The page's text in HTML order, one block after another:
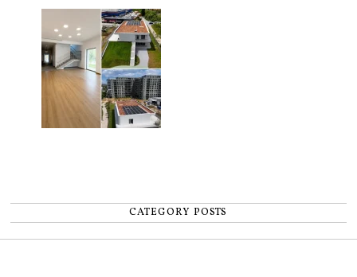
pentru copii
CATEGORY POSTS